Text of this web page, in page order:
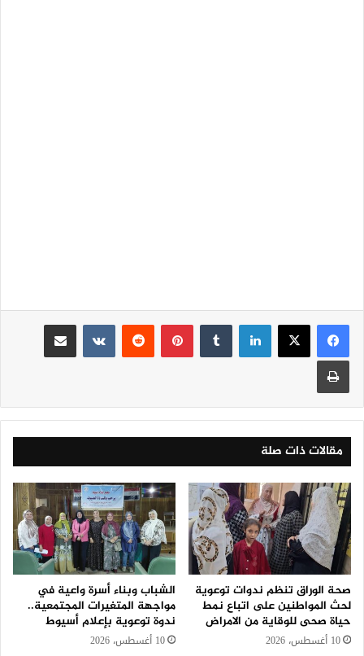
لينكدإن بينتيريست
مقالات ذات صلة
صحة الوراق تنظم ندوات توعوية
لحث المواطنين على اتباع نمط
حياة صحى للوقاية من الامراض
10 أغسطس، 2026
الشباب وبناء أسرة واعية في
مواجهة المتغيرات المجتمعية..
ندوة توعوية بإعلام أسيوط
10 أغسطس، 2026